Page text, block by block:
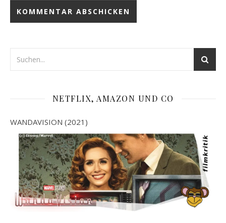
NETFLIX, AMAZON UND CO
WANDAVISION (2021)